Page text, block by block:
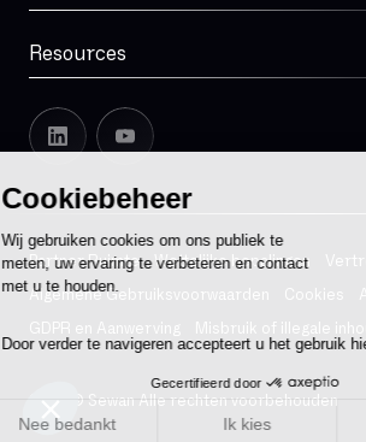
Mode Bridge
Multitechnologie-
NAT
Office 365
OneDrive voor Bedrijven
Openbare cloud
Opsporing van protocollaire
Outsourcing
Resources
Onze geschiedenis
Sewan in Europa
Pers
We werven aan
Transparency releases
Partner Ruimte Wettelijke bepalingen
Algemene Gebruiksvoorwaarden
Cookies
GDPR en Aanwerving
Misbruik of illegale
2025 © Sewan Alle rechten voorbehouden
Cookiebeheer
Wij gebruiken cookies om ons publiek te
meten, uw ervaring te verbeteren en contact
met u te houden.
Door verder te navigeren accepteert u het gebruik
Gecertifieerd door
Nee bedankt Ik kies